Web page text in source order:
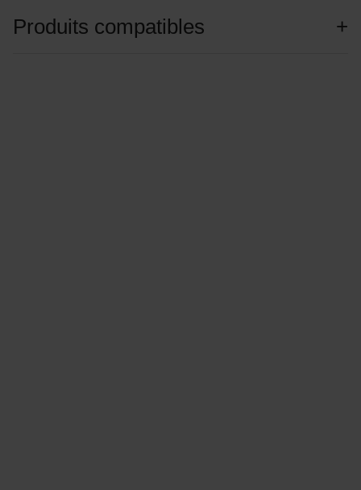
Produits compatibles